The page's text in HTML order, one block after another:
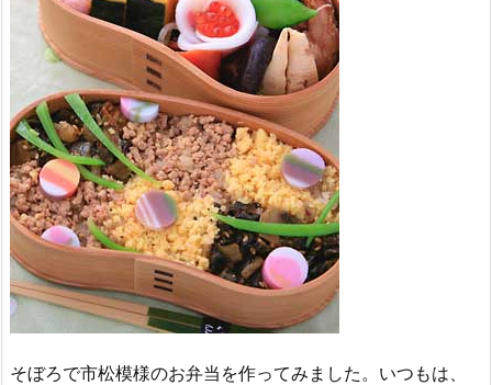
そぼろで市松模様のお弁当を作ってみました。いつもは、